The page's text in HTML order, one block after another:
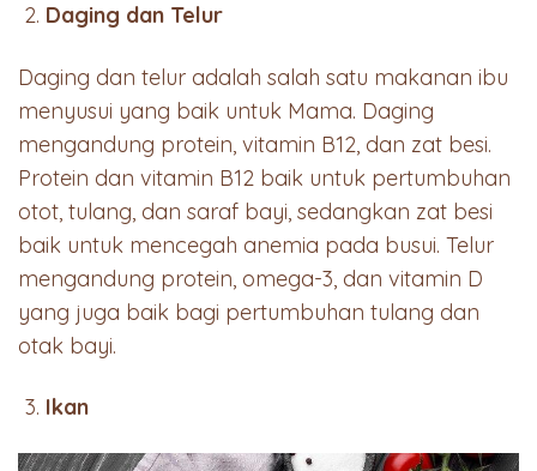
Daging dan Telur
Daging dan telur adalah salah satu makanan ibu
menyusui yang baik untuk Mama. Daging
mengandung protein, vitamin B12, dan zat besi.
Protein dan vitamin B12 baik untuk pertumbuhan
otot, tulang, dan saraf bayi, sedangkan zat besi
baik untuk mencegah anemia pada busui. Telur
mengandung protein, omega-3, dan vitamin D
yang juga baik bagi pertumbuhan tulang dan
otak bayi.
Ikan